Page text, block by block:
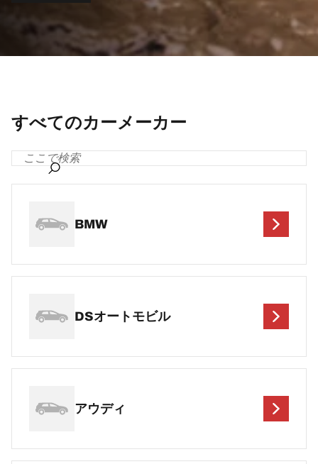
すべてのカーメーカー
BMW
DSオートモビル
アウディ